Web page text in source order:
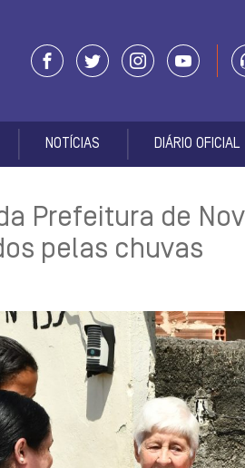
NOTÍCIAS DIÁRIO OFICIAL
Prefeitura de
pelas chuvas